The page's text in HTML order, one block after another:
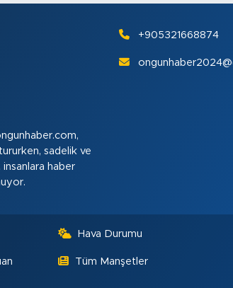
sadelik ve
haber
+905321668874
Hava Durumu
Tüm Manşetler